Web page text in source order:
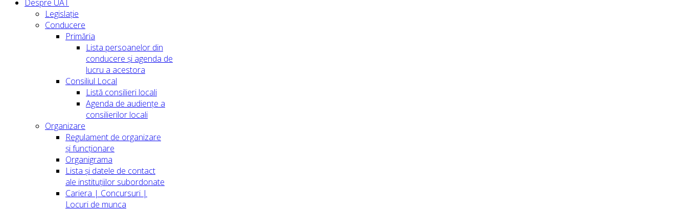
Despre UAT
Legislație
Conducere
Primăria
Lista persoanelor din
conducere şi agenda de
lucru a acestora
Consiliul Local
Listă consilieri locali
Agenda de audiențe a
consilierilor locali
Organizare
Regulament de organizare
și funcționare
Organigrama
Lista și datele de contact
ale instituțiilor subordonate
Cariera | Concursuri |
Locuri de munca